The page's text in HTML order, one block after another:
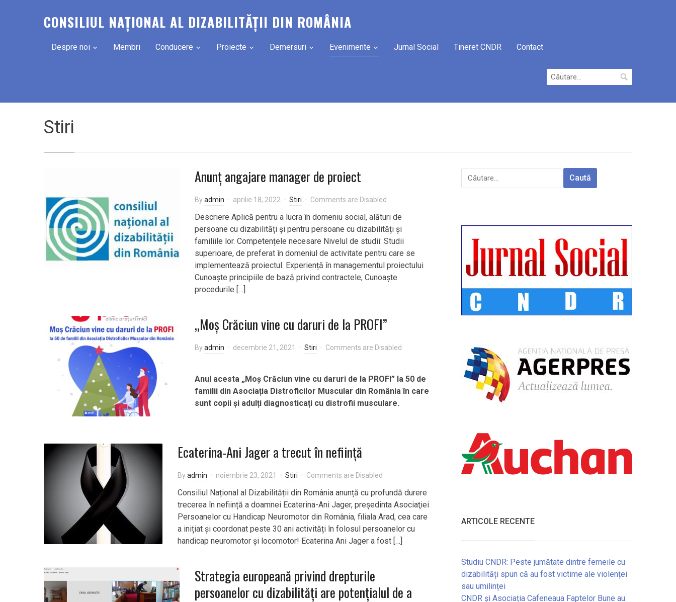
CONSILIUL NAȚIONAL AL DIZABILITĂȚII DIN ROMÂNIA
Despre noi Membri Conducere Proiecte Demersuri Evenimente Jurnal Social Tineret CNDR Contact
Caută
după:
Stiri
Anunț angajare manager de proiect
Byadmin aprilie 18, 2022 Stiri Comments are Disabled
Descriere Aplică pentru a lucra în domeniu social, alături de
persoane cu dizabilități și pentru persoane cu dizabilități și
familiile lor. Competențele necesare Nivelul de studii: Studii
superioare, de preferat în domeniul de activitate pentru care se
implementează proiectul. Experiență în managementul proiectului
Cunoaște principiile de bază privind contractele; Cunoaște
procedurile […]
„Moș Crăciun vine cu daruri de la PROFI”
Byadmin decembrie 21, 2021 Stiri Comments are Disabled
Anul acesta „Moș Crăciun vine cu daruri de la PROFI” la 50 de
familii din Asociația Distroficilor Muscular din România în care
sunt copii și adulți diagnosticați cu distrofii musculare.
Ecaterina-Ani Jager a trecut în neființă
Byadmin noiembrie 23, 2021 Stiri Comments are Disabled
Consiliul Național al Dizabilității din România anunță cu profundă durere
trecerea în neființă a doamnei Ecaterina-Ani Jager, preşedinta Asociaţiei
Persoanelor cu Handicap Neuromotor din România, filiala Arad, cea care
a inițiat și coordonat peste 30 ani activități în folosul persoanelor cu
handicap neuromotor și locomotor! Ecaterina Ani Jager a fost […]
Strategia europeană privind drepturile
persoanelor cu dizabilități are potențialul de a
Caută
după:
ARTICOLE RECENTE
Studiu CNDR: Peste jumătate dintre femeile cu
dizabilități spun că au fost victime ale violenței
sau umilinței
CNDR și Asociația Cafeneaua Faptelor Bune au